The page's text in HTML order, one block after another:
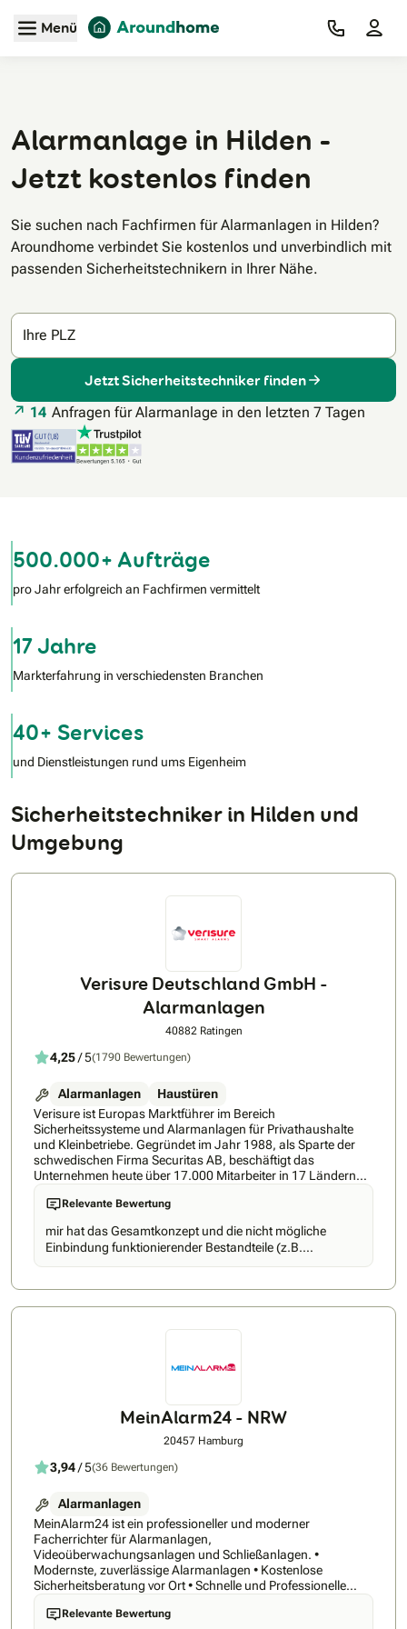
Zum Hauptinhalt
Menü
Alarmanlage in Hilden -
Jetzt kostenlos finden
Sie suchen nach Fachfirmen für Alarmanlagen in Hilden?
Aroundhome verbindet Sie kostenlos und unverbindlich mit
passenden Sicherheitstechnikern in Ihrer Nähe.
Ihre PLZ
Jetzt Sicherheitstechniker finden
14 Anfragen für Alarmanlage in den letzten 7 Tagen
500.000+ Aufträge
pro Jahr erfolgreich an Fachfirmen vermittelt
17 Jahre
Markterfahrung in verschiedensten Branchen
40+ Services
und Dienstleistungen rund ums Eigenheim
Sicherheitstechniker in Hilden und
Umgebung
Verisure Deutschland GmbH -
Alarmanlagen
40882 Ratingen
4,25/ 5(1790 Bewertungen)
Alarmanlagen
Haustüren
Verisure ist Europas Marktführer im Bereich
Sicherheitssysteme und Alarmanlagen für Privathaushalte
und Kleinbetriebe. Gegründet im Jahr 1988, als Sparte der
schwedischen Firma Securitas AB, beschäftigt das
Unternehmen heute über 17.000 Mitarbeiter in 17 Ländern
weltweit. Mehr als 5 Millionen Kunden vertrauen mittlerweile
unserer Smart-Home Technologie und jetzt gibt es Verisure
auch in Deutschland. Unsere Unternehmenszentrale in
Ratingen zählt seit der Eröffnung im September 2018 bereits
über 400 Mitarbeiter. Und wir möchten gern mit Dir weiter
wachsen.
Relevante Bewertung
mir hat das Gesamtkonzept und die nicht mögliche
Einbindung funktionierender Bestandteile (z.B.
Tür-/Toröffnung, Sirenen, etc.) nicht gefallen, deshalb
MeinAlarm24 - NRW
20457 Hamburg
3,94/ 5(36 Bewertungen)
Alarmanlagen
MeinAlarm24 ist ein professioneller und moderner
Facherrichter für Alarmanlagen,
Videoüberwachungsanlagen und Schließanlagen. •
Modernste, zuverlässige Alarmanlagen • Kostenlose
Sicherheitsberatung vor Ort • Schnelle und Professionelle
Installation MeinAlarm24 ist Ihr zuverlässiger Partner für
professionelle Sicherheitstechnik, wie z.B. Alarmanlagen,
Relevante Bewertung